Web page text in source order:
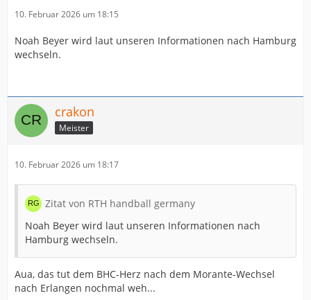
10. Februar 2026 um 18:15
Noah Beyer wird laut unseren Informationen nach Hamburg
wechseln.
crakon
Meister
10. Februar 2026 um 18:17
Zitat von RTH handball germany
Noah Beyer wird laut unseren Informationen nach
Hamburg wechseln.
Aua, das tut dem BHC-Herz nach dem Morante-Wechsel
nach Erlangen nochmal weh...